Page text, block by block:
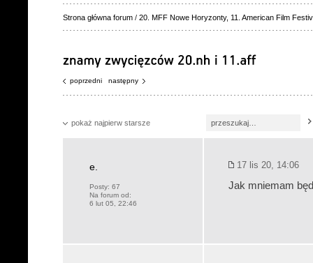
Strona główna forum / 20. MFF Nowe Horyzonty, 11. American Film
poprzedni następny
pokaż najpierw starsze
e.
Posty: 67
Na forum od:
6 lut 05, 22:46
17 lis 20, 14:06
Jak mniemam